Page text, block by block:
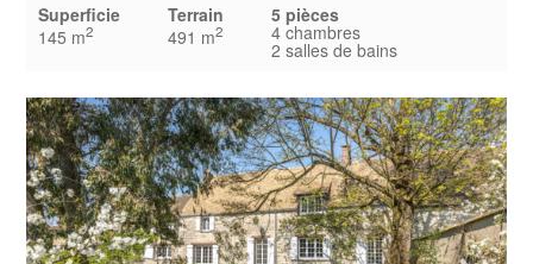
Superficie
145 m2
Terrain
491 m2
5 pièces
4 chambres
2 salles de bains